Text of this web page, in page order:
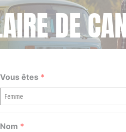
DE
Vous êtes *
Nom *